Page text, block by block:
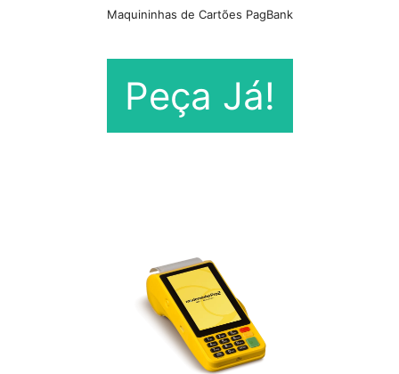
Maquininhas de Cartões PagBank
Peça Já!